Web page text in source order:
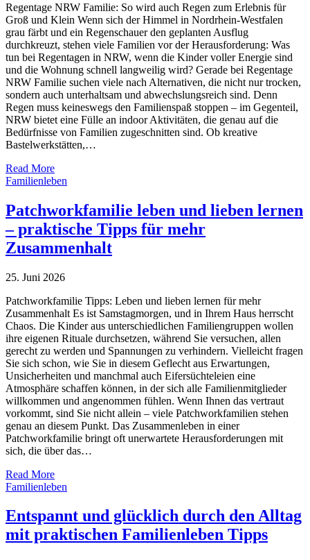
Regentage NRW Familie: So wird auch Regen zum Erlebnis für
Groß und Klein Wenn sich der Himmel in Nordrhein-Westfalen
grau färbt und ein Regenschauer den geplanten Ausflug
durchkreuzt, stehen viele Familien vor der Herausforderung: Was
tun bei Regentagen in NRW, wenn die Kinder voller Energie sind
und die Wohnung schnell langweilig wird? Gerade bei Regentage
NRW Familie suchen viele nach Alternativen, die nicht nur trocken,
sondern auch unterhaltsam und abwechslungsreich sind. Denn
Regen muss keineswegs den Familienspaß stoppen – im Gegenteil,
NRW bietet eine Fülle an indoor Aktivitäten, die genau auf die
Bedürfnisse von Familien zugeschnitten sind. Ob kreative
Bastelwerkstätten,…
Read More
Familienleben
Patchworkfamilie leben und lieben lernen
– praktische Tipps für mehr
Zusammenhalt
25. Juni 2026
Patchworkfamilie Tipps: Leben und lieben lernen für mehr
Zusammenhalt Es ist Samstagmorgen, und in Ihrem Haus herrscht
Chaos. Die Kinder aus unterschiedlichen Familiengruppen wollen
ihre eigenen Rituale durchsetzen, während Sie versuchen, allen
gerecht zu werden und Spannungen zu verhindern. Vielleicht fragen
Sie sich schon, wie Sie in diesem Geflecht aus Erwartungen,
Unsicherheiten und manchmal auch Eifersüchteleien eine
Atmosphäre schaffen können, in der sich alle Familienmitglieder
willkommen und angenommen fühlen. Wenn Ihnen das vertraut
vorkommt, sind Sie nicht allein – viele Patchworkfamilien stehen
genau an diesem Punkt. Das Zusammenleben in einer
Patchworkfamilie bringt oft unerwartete Herausforderungen mit
sich, die über das…
Read More
Familienleben
Entspannt und glücklich durch den Alltag
mit praktischen Familienleben Tipps